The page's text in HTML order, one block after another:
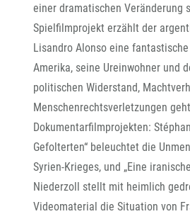
einer dramatischen Veränderung
Spielfilmprojekt erzählt der
Lisandro Alonso eine
Amerika, seine Ureinwohner und
politischen Widerstand,
Menschenrechtsverletzungen
Dokumentarfilmprojekten:
Gefolterten“ beleuchtet die
Syrien-Krieges, und „Eine
Niederzoll stellt mit heimlich
Videomaterial die Situation von